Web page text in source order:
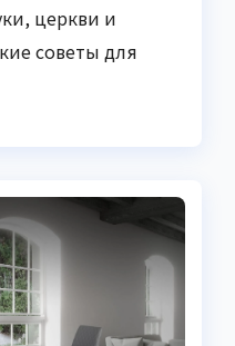
церкви и
советы для